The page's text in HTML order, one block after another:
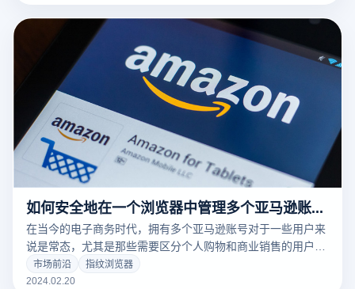
如何安全地在一个浏览器中管理多个亚马逊账号？
在当今的电子商务时代，拥有多个亚马逊账号对于一些用户来
说是常态，尤其是那些需要区分个人购物和商业销售的用户。
然而，在浏览器中同时登录这些账号可能会带来一系列的风险
和问题。虽然云登指纹浏览器提供了一定程度的帮助，但认识
市场前沿
指纹浏览器
2024.02.20